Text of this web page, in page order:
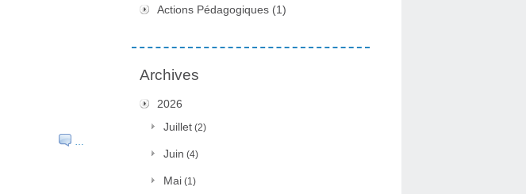
…
Actions Pédagogiques (1)
Archives
2026
Juillet (2)
Juin (4)
Mai (1)